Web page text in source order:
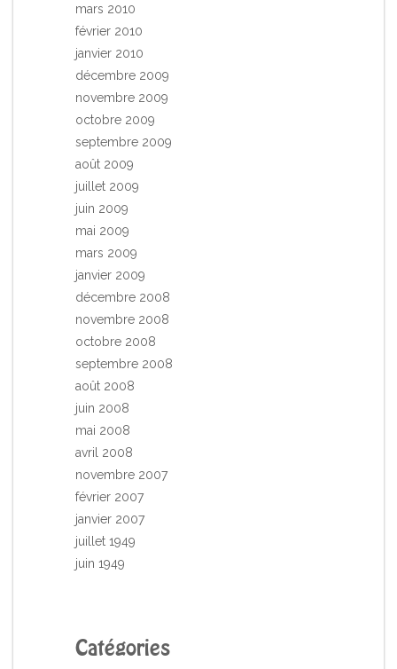
mars 2010
février 2010
janvier 2010
décembre 2009
novembre 2009
octobre 2009
septembre 2009
août 2009
juillet 2009
juin 2009
mai 2009
mars 2009
janvier 2009
décembre 2008
novembre 2008
octobre 2008
septembre 2008
août 2008
juin 2008
mai 2008
avril 2008
novembre 2007
février 2007
janvier 2007
juillet 1949
juin 1949
Catégories